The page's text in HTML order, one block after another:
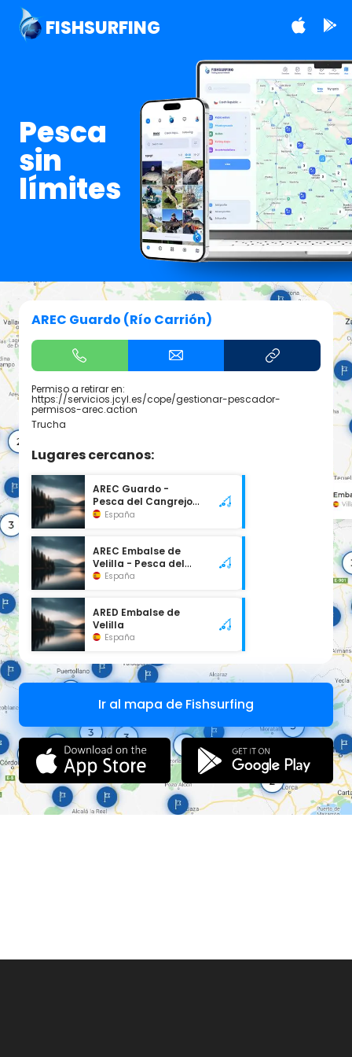
FISHSURFING
Pesca
sin
límites
AREC Guardo (Río Carrión)
Permiso a retirar en:
https://servicios.jcyl.es/cope/gestionar-pescador-
permisos-arec.action
Trucha
Lugares cercanos:
AREC Guardo -
Pesca del Cangrejo
(Río Carrión)
España
AREC Embalse de
Velilla - Pesca del
Cangrejo
España
ARED Embalse de
Velilla
España
Ir al mapa de Fishsurfing